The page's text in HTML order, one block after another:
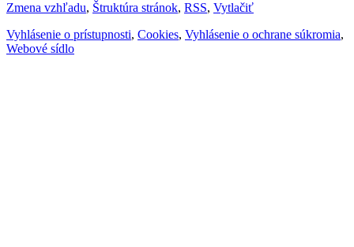
Zmena vzhľadu, Štruktúra stránok, RSS, Vytlačiť
Vyhlásenie o prístupnosti, Cookies, Vyhlásenie o ochrane súkromia,
Webové sídlo